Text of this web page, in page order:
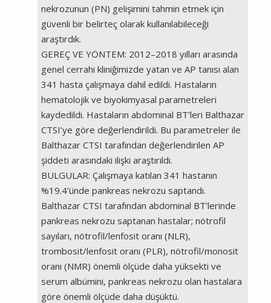
nekrozunun (PN) gelişimini tahmin etmek için
güvenli bir belirteç olarak kullanılabileceği
araştırdık.
GEREÇ VE YÖNTEM: 2012–2018 yılları arasında
genel cerrahi kliniğimizde yatan ve AP tanısı alan
341 hasta çalışmaya dahil edildi. Hastaların
hematolojik ve biyokimyasal parametreleri
kaydedildi. Hastaların abdominal BT’leri Balthazar
CTSI’ye göre değerlendirildi. Bu parametreler ile
Balthazar CTSI tarafından değerlendirilen AP
şiddeti arasındaki ilişki araştırıldı.
BULGULAR: Çalışmaya katılan 341 hastanın
%19.4’ünde pankreas nekrozu saptandı.
Balthazar CTSI tarafından abdominal BT’lerinde
pankreas nekrozu saptanan hastalar; nötrofil
sayıları, nötrofil/lenfosit oranı (NLR),
trombosit/lenfosit oranı (PLR), nötrofil/monosit
oranı (NMR) önemli ölçüde daha yüksekti ve
serum albümini, pankreas nekrozu olan hastalara
göre önemli ölçüde daha düşüktü.